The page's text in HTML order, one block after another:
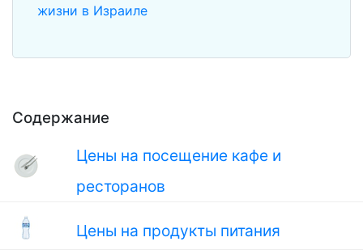
Содержание
Цены на посещение кафе и
ресторанов
Цены на продукты питания
жизни в Израиле